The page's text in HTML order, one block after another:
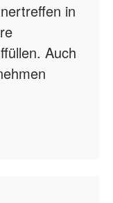
in
Auch